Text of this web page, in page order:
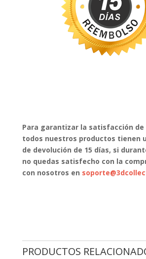
Para garantizar la satisfacción de
todos nuestros productos tienen
de devolución de 15 días, si
no quedas satisfecho con la
con nosotros en
PRODUCTOS